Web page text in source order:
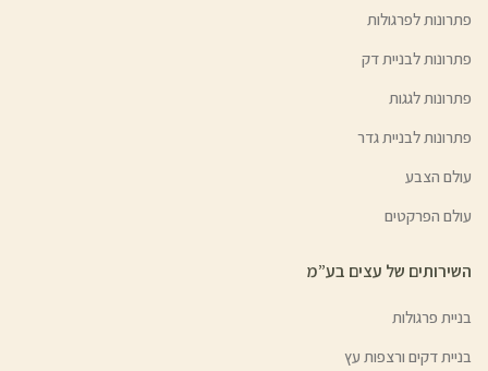
פתרונות לפרגולות
פתרונות לבניית דק
פתרונות לגגות
פתרונות לבניית גדר
עולם הצבע
עולם הפרקטים
השירותים של עצים בע”מ
בניית פרגולות
בניית דקים ורצפות עץ